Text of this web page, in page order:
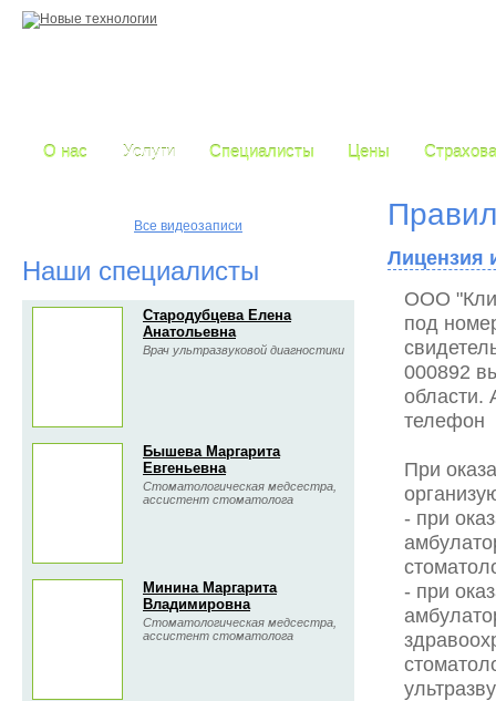
О нас Услуги Специалисты Цены
Все видеозаписи
Наши специалисты
Стародубцева Елена
Анатольевна
Врач ультразвуковой диагностики
Бышева Маргарита
Евгеньевна
Стоматологическая медсестра,
ассистент стоматолога
Минина Маргарита
Владимировна
Стоматологическая медсестра,
ассистент стоматолога
Лицензия
ООО
под
000892
области.
телефон
При
- при
- при